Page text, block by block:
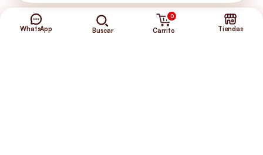
WhatsApp Buscar
0
Carrito Tiendas